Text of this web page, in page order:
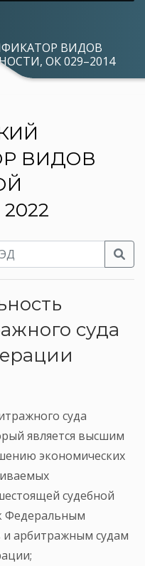
ВИДОВ
ОК 029–2014
ВИДОВ
суда
суда
является высшим
экономических
судебной
Федеральным
арбитражным судам